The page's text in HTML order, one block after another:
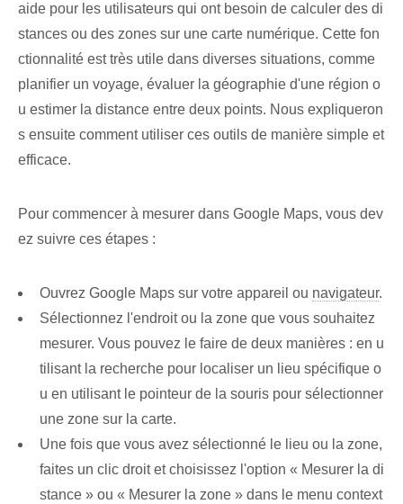
aide pour les utilisateurs qui ont besoin de calculer des di
stances ou des zones sur une carte numérique. Cette fon
ctionnalité est très utile dans diverses situations, comme
planifier un voyage, évaluer la géographie d'une région o
u estimer la distance entre deux points. Nous expliqueron
s ensuite comment utiliser ces outils de manière simple et
efficace.
Pour commencer à mesurer dans Google Maps, vous dev
ez suivre ces étapes :
Ouvrez Google Maps sur votre appareil ou navigateur.
Sélectionnez l'endroit ou la zone que vous souhaitez
mesurer. Vous pouvez le faire de deux manières : en u
tilisant la recherche pour localiser un lieu spécifique o
u en utilisant le pointeur de la souris pour sélectionner
une zone sur la carte.
Une fois que vous avez sélectionné le lieu ou la zone,
faites un clic droit et choisissez l'option « Mesurer la di
stance » ou « Mesurer la zone » dans le menu context